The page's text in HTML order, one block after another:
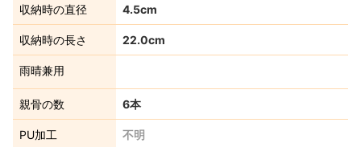
収納時の直径 4.5cm
収納時の長さ 22.0cm
雨晴兼用
親骨の数 6本
PU加工 不明